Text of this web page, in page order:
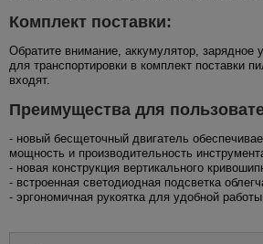
Комплект поставки:
Обратите внимание, аккумулятор, зарядное
для транспортировки в комплект поставки
входят.
Преимущества для
- новый бесщеточный двигатель
мощность и производительность
- новая конструкция вертикального
- встроенная светодиодная подсветка
- эргономичная рукоятка для удобной